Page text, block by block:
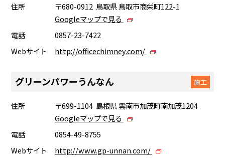
住所
〒680-0912 鳥取県 鳥取市商栄町122-1
Googleマップで見る
電話
0857-23-7422
Webサイト
http://officechimney.com/
グリーンパワーうんなん 施工
住所
〒699-1104 島根県 雲南市加茂町南加茂1204
Googleマップで見る
電話
0854-49-8755
Webサイト
http://www.gp-unnan.com/